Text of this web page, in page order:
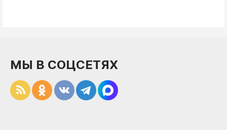
МЫ В СОЦСЕТЯХ